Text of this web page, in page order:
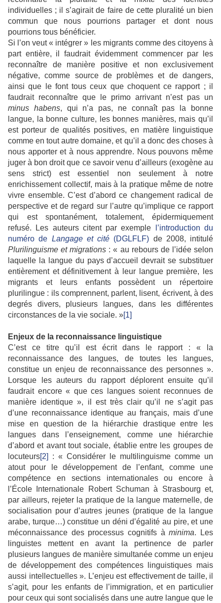
individuelles ; il s’agirait de faire de cette pluralité un bien
commun que nous pourrions partager et dont nous
pourrions tous bénéficier.
Si l’on veut « intégrer » les migrants comme des citoyens à
part entière, il faudrait évidemment commencer par les
reconnaître de manière positive et non exclusivement
négative, comme source de problèmes et de dangers,
ainsi que le font tous ceux que choquent ce rapport ; il
faudrait reconnaître que le primo arrivant n’est pas un
minus habens, qui n’a pas, ne connaît pas la bonne
langue, la bonne culture, les bonnes manières, mais qu’il
est porteur de qualités positives, en matière linguistique
comme en tout autre domaine, et qu’il a donc des choses à
nous apporter et à nous apprendre. Nous pouvons même
juger à bon droit que ce savoir venu d’ailleurs (exogène au
sens strict) est essentiel non seulement à notre
enrichissement collectif, mais à la pratique même de notre
vivre ensemble. C’est d’abord ce changement radical de
perspective et de regard sur l’autre qu’implique ce rapport
qui est spontanément, totalement, épidermiquement
refusé. Les auteurs citent par exemple
l’introduction du
numéro de Langage et cité (DGLFLF) de 2008, intitulé
Plurilinguisme et migrations : « au rebours de l’idée selon
laquelle la langue du pays d’accueil devrait se substituer
entièrement et définitivement à leur langue première, les
migrants et leurs enfants possèdent un répertoire
plurilingue : ils comprennent, parlent, lisent, écrivent, à des
degrés divers, plusieurs langues, dans les différentes
circonstances de la vie sociale. »[1]
Enjeux de la reconnaissance linguistique
C’est ce titre qu’il est écrit dans le rapport : « la
reconnaissance des langues, de toutes les langues,
constitue un enjeu de reconnaissance des personnes ».
Lorsque les auteurs du rapport déplorent ensuite qu’il
faudrait encore « que ces langues soient reconnues de
manière identique », il est très clair qu’il ne s’agit pas
d’une reconnaissance identique au français, mais d’une
mise en question de la hiérarchie drastique entre les
langues dans l’enseignement, comme une hiérarchie
d’abord et avant tout sociale, établie entre les groupes de
locuteurs[2]
: « Considérer le multilinguisme comme un
atout pour le développement de l’enfant, comme une
compétence en sections internationales ou encore à
l’École Internationale Robert Schuman à Strasbourg et,
par ailleurs, rejeter la pratique de la langue maternelle, de
socialisation pour d’autres jeunes (pratique de la langue
arabe, turque…) constitue un déni d’égalité au pire, et une
méconnaissance des processus cognitifs àminima. Les
linguistes mettent en avant la pertinence de parler
plusieurs langues de manière simultanée comme un enjeu
de développement des compétences linguistiques mais
aussi intellectuelles ». L’enjeu est effectivement de taille, il
s’agit, pour les enfants de l’immigration, et en particulier
pour ceux qui sont socialisés dans une autre langue que le